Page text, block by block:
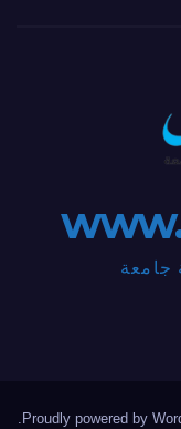
جامعة
Proudly powered by
.